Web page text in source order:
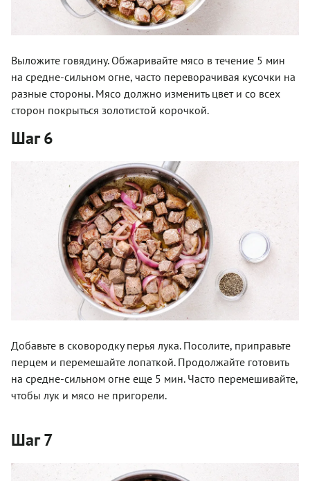
Выложите говядину. Обжаривайте мясо в течение 5 мин
на средне-сильном огне, часто переворачивая кусочки на
разные стороны. Мясо должно изменить цвет и со всех
сторон покрыться золотистой корочкой.
Шаг 6
Добавьте в сковородку перья лука. Посолите, приправьте
перцем и перемешайте лопаткой. Продолжайте готовить
на средне-сильном огне еще 5 мин. Часто перемешивайте,
чтобы лук и мясо не пригорели.
Шаг 7